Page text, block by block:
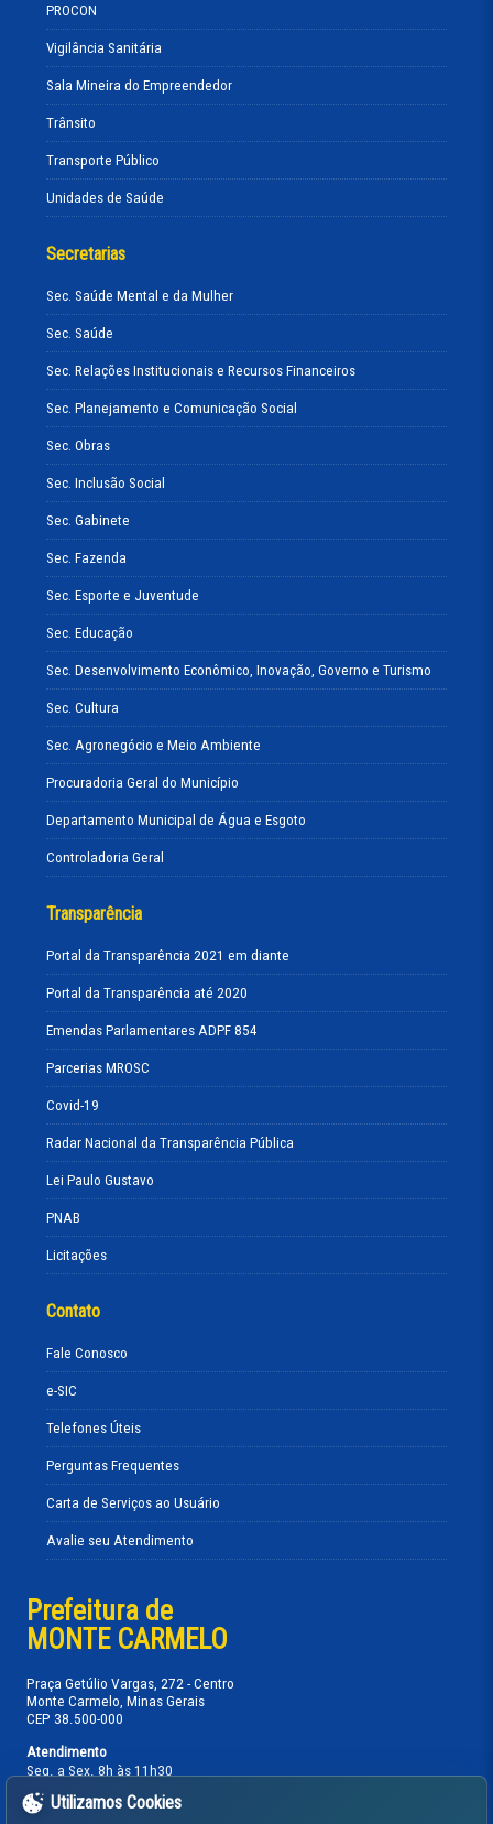
PROCON
Vigilância Sanitária
Sala Mineira do Empreendedor
Trânsito
Transporte Público
Unidades de Saúde
Secretarias
Sec. Saúde Mental e da Mulher
Sec. Saúde
Sec. Relações Institucionais e Recursos Financeiros
Sec. Planejamento e Comunicação Social
Sec. Obras
Sec. Inclusão Social
Sec. Gabinete
Sec. Fazenda
Sec. Esporte e Juventude
Sec. Educação
Sec. Desenvolvimento Econômico, Inovação, Governo e Turismo
Sec. Cultura
Sec. Agronegócio e Meio Ambiente
Procuradoria Geral do Município
Departamento Municipal de Água e Esgoto
Controladoria Geral
Transparência
Portal da Transparência 2021 em diante
Portal da Transparência até 2020
Emendas Parlamentares ADPF 854
Parcerias MROSC
Covid-19
Radar Nacional da Transparência Pública
Lei Paulo Gustavo
PNAB
Licitações
Contato
Fale Conosco
e-SIC
Telefones Úteis
Perguntas Frequentes
Carta de Serviços ao Usuário
Avalie seu Atendimento
Prefeitura de
MONTE CARMELO
Praça Getúlio Vargas, 272 - Centro
Monte Carmelo, Minas Gerais
CEP 38.500-000
Atendimento
Seg. a Sex. 8h às 11h30
Utilizamos Cookies